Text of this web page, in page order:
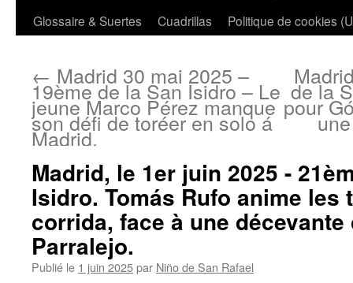
Glossaire & Suertes
Cuadrillas Politique de cookies
← Madrid 30 mai 2025 –
19ème de la San Isidro – Le
jeune Marco Pérez manque
son défi de toréer en solo á
Madrid.
de la
pour
Madrid, le 1er juin 2025 -
Isidro. Tomás Rufo anime les
corrida, face à une décevante
Parralejo.
Publié le 1 juin 2025par Niño de San Rafael